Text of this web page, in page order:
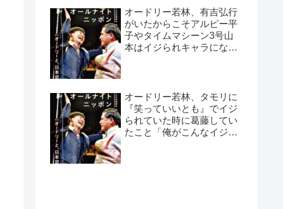
オードリー若林、有吉弘行
がいたからこそアルピー平
子やタイムマシーン3号山
本はイジられキャラになっ
オードリー若林、タモリに
『笑っていいとも』でイジ
られていた時に葛藤してい
たこと「俺がこんなイジら